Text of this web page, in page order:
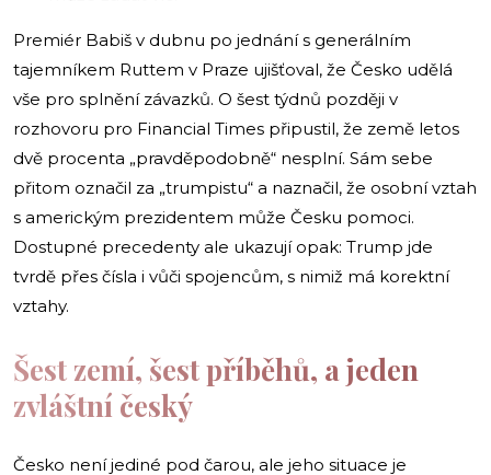
Premiér Babiš v dubnu po jednání s generálním
tajemníkem Ruttem v Praze ujišťoval, že Česko udělá
vše pro splnění závazků. O šest týdnů později v
rozhovoru pro Financial Times připustil, že země letos
dvě procenta „pravděpodobně“ nesplní. Sám sebe
přitom označil za „trumpistu“ a naznačil, že osobní vztah
s americkým prezidentem může Česku pomoci.
Dostupné precedenty ale ukazují opak: Trump jde
tvrdě přes čísla i vůči spojencům, s nimiž má korektní
vztahy.
Šest zemí, šest příběhů, a jeden
zvláštní český
Česko není jediné pod čarou, ale jeho situace je